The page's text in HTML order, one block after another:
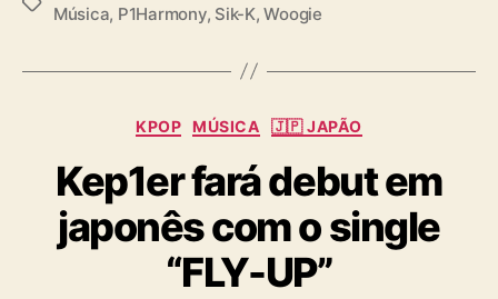
d
P
H
a
r
m
s
Música, P1Harmony, Sik-K,Woogie
C
t
e
g
o
r
KPOP MÚSICA 🇯🇵 JAPÃO
Kep1er fará debut em
japonês com o single
“FLY-UP”